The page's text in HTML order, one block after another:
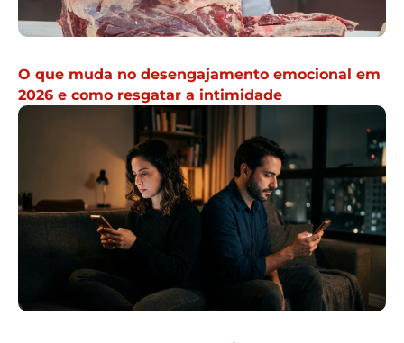
O que muda no desengajamento emocional em
2026 e como resgatar a intimidade